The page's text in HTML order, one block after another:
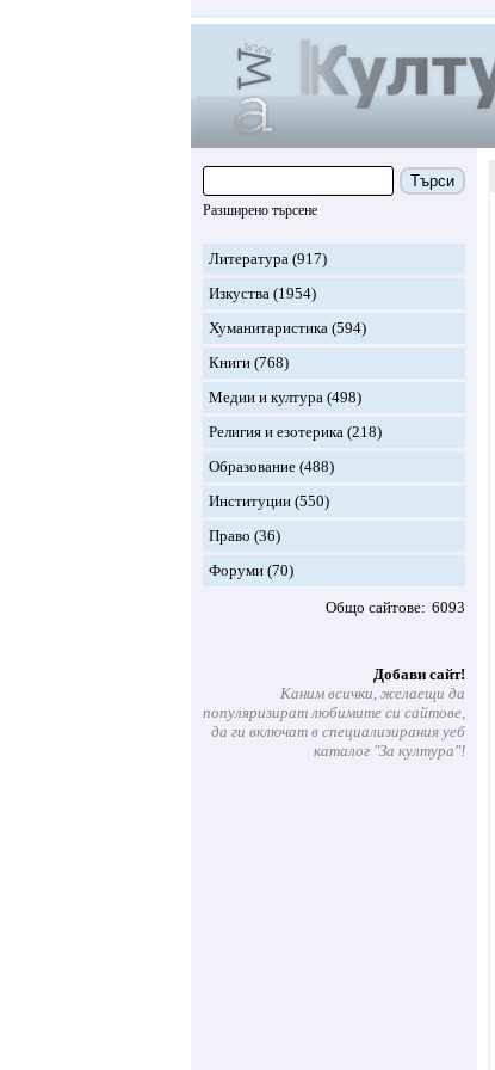
Търси
Разширено търсене
Литература (917)
Изкуства (1954)
Хуманитаристика (594)
Книги (768)
Медии и култура (498)
Религия и езотерика (218)
Образование (488)
Институции (550)
Право (36)
Форуми (70)
Общо сайтове 6093
Добави сайт!
Каним всички, желаещи да
популяризират любимите си сайтове,
да ги включат в специализирания уеб
каталог "За култура"!